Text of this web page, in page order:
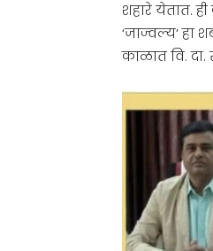
शहारे येतात.
‘जाज्वल्य’ हा
काळात वि.